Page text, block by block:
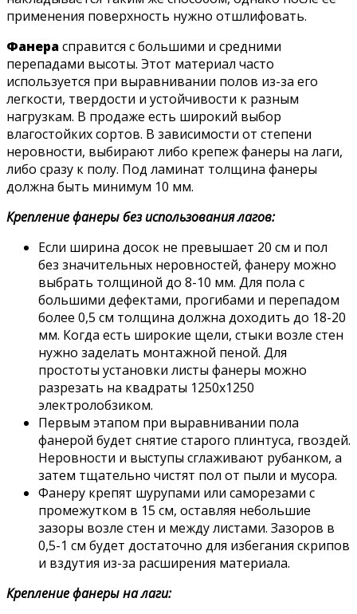
применения поверхность нужно отшлифовать.
Фанерасправится с большими и средними
перепадами высоты. Этот материал часто
используется при выравнивании полов из-за его
легкости, твердости и устойчивости к разным
нагрузкам. В продаже есть широкий выбор
влагостойких сортов. В зависимости от степени
неровности, выбирают либо крепеж фанеры на лаги,
либо сразу к полу. Под ламинат толщина фанеры
должна быть минимум 10 мм.
Крепление фанеры без использования лагов:
Если ширина досок не превышает 20 см и пол
без значительных неровностей, фанеру можно
выбрать толщиной до 8-10 мм. Для пола с
большими дефектами, прогибами и перепадом
более 0,5 см толщина должна доходить до 18-20
мм. Когда есть широкие щели, стыки возле стен
нужно заделать монтажной пеной. Для
простоты установки листы фанеры можно
разрезать на квадраты 1250х1250
электролобзиком.
Первым этапом при выравнивании пола
фанерой будет снятие старого плинтуса, гвоздей.
Неровности и выступы сглаживают рубанком, а
затем тщательно чистят пол от пыли и мусора.
Фанеру крепят шурупами или саморезами с
промежутком в 15 см, оставляя небольшие
зазоры возле стен и между листами. Зазоров в
0,5-1 см будет достаточно для избегания скрипов
и вздутия из-за расширения материала.
Крепление фанеры на лаги: